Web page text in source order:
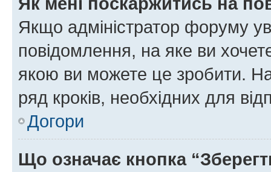
Якщо адміністратор форуму
повідомлення, на яке ви
якою ви можете це зробити.
ряд кроків, необхідних для
Догори
Що означає кнопка